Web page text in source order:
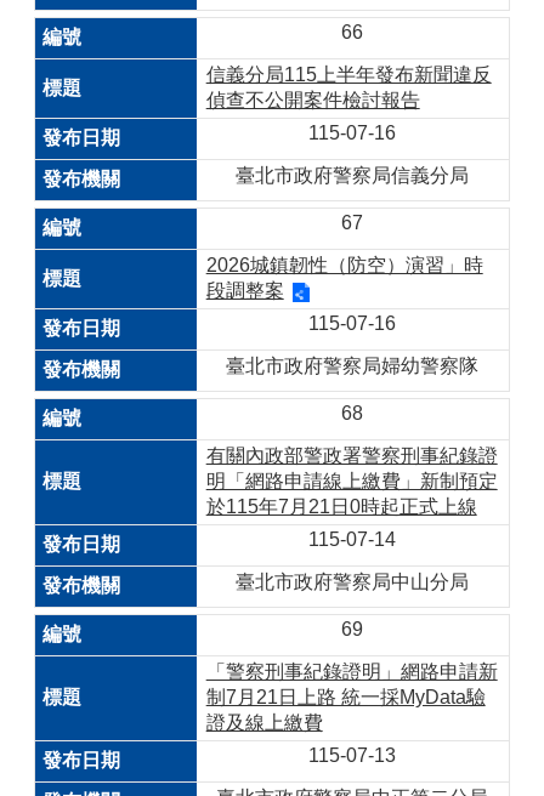
66
信義分局115上半年發布新聞違反
偵查不公開案件檢討報告
115-07-16
臺北市政府警察局信義分局
67
2026城鎮韌性（防空）演習」時
段調整案
115-07-16
臺北市政府警察局婦幼警察隊
68
有關內政部警政署警察刑事紀錄證
明「網路申請線上繳費」新制預定
於115年7月21日0時起正式上線
115-07-14
臺北市政府警察局中山分局
69
「警察刑事紀錄證明」網路申請新
制7月21日上路 統一採MyData驗
證及線上繳費
115-07-13